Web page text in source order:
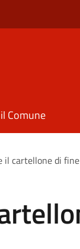
Comune
il cartellone di fine